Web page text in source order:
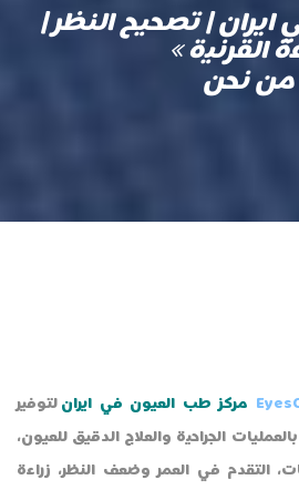
ايران | تصحيح النظر |
القرنية
من نحن
مركز طب العيون في ايرانلتوفير
الجراحية والعلاج الدقيق للعيون،
التقدم في العمر وضعف النظر، زراعة